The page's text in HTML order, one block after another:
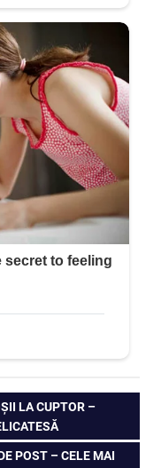
LA CUPTOR –
POST – CELE MAI